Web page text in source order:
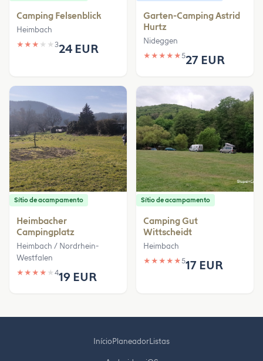
Camping Felsenblick
Heimbach
★ ★ ★ ★ ★ 324 EUR
Garten-Camping Astrid
Hurtz
Nideggen
★ ★ ★ ★ ★527 EUR
Sítio de acampamento
Heimbacher
Campingplatz
Heimbach / Nordrhein-
Westfalen
★ ★ ★ ★ ★ 419 EUR
Sítio de acampamento
Camping Gut
Wittscheidt
Heimbach
★ ★ ★ ★ ★517 EUR
InícioPlaneadorListas